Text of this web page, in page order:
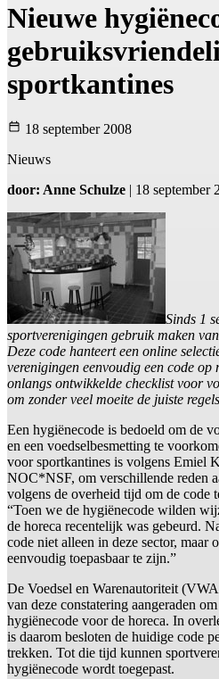
Nieuwe
sportkantines
18 september 2008
Nieuws
door: Anne Schulze | 18 september
Sinds 1
sportverenigingen gebruik maken
Deze code hanteert een online
verenigingen eenvoudig een code
onlangs ontwikkelde checklist voor
om zonder veel moeite de juiste
Een hygiënecode is bedoeld om de
en een voedselbesmetting te
voor sportkantines is volgens Emiel
NOC*NSF, om verschillende reden
volgens de overheid tijd om de code
“Toen we de hygiënecode wilden
de horeca recentelijk was gebeurd.
code niet alleen in deze sector, maar
eenvoudig toepasbaar te zijn.”
De Voedsel en Warenautoriteit
van deze constatering aangeraden
hygiënecode voor de horeca. In
is daarom besloten de huidige code
trekken. Tot die tijd kunnen
hygiënecode wordt toegepast.